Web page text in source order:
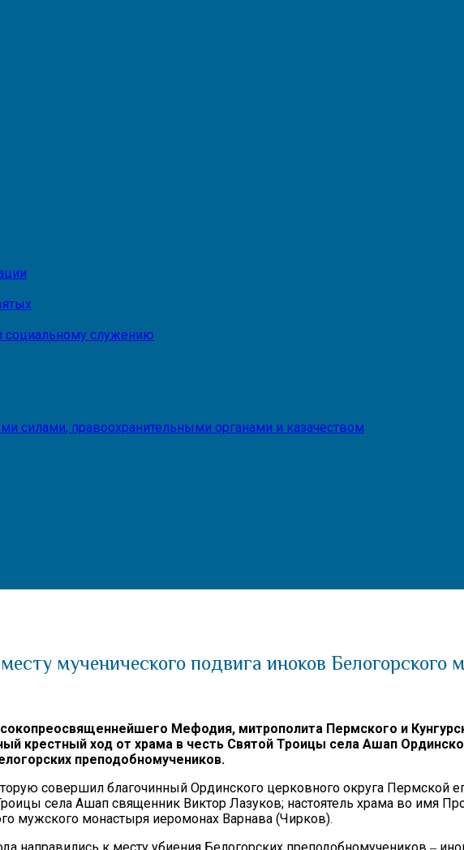
социальному служению
силами, правоохранительными органами и казачеством
мученического подвига иноков Белогорского
Мефодия, митрополита Пермского и
крестный ход от храма в честь Святой Троицы села Ашап
преподобномучеников.
совершил благочинный Ординского церковного округа Пермской
села Ашап священник Виктор Лазуков; настоятель храма во имя
мужского монастыря иеромонах Варнава (Чирков).